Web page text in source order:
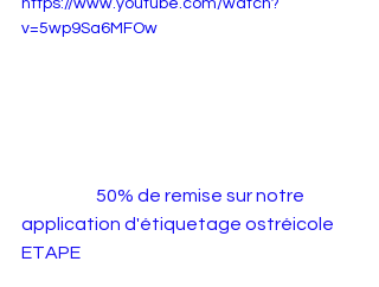
https://www.youtube.com/watch?
v=5wp9Sa6MFOw
  50% de remise sur notre
application d'étiquetage ostréicole
ETAPE